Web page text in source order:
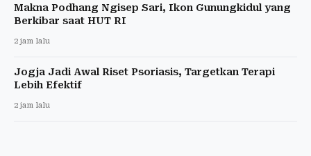
Makna Podhang Ngisep Sari, Ikon Gunungkidul yang
Berkibar saat HUT RI
2 jam lalu
Jogja Jadi Awal Riset Psoriasis, Targetkan Terapi
Lebih Efektif
2 jam lalu